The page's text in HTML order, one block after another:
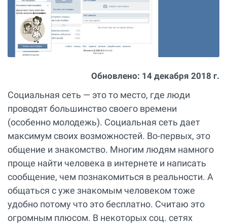
Обновлено: 14 декабря 2018 г.
Социальная сеть — это то место, где люди
проводят большинство своего времени
(особенно молодежь). Социальная сеть дает
максимум своих возможностей. Во-первых, это
общение и знакомство. Многим людям намного
проще найти человека в интернете и написать
сообщение, чем познакомиться в реальности. А
общаться с уже знакомым человеком тоже
удобно потому что это бесплатно. Считаю это
огромным плюсом. В некоторых соц. сетях